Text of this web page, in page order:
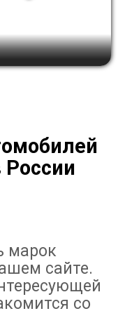
марок
сайте.
со